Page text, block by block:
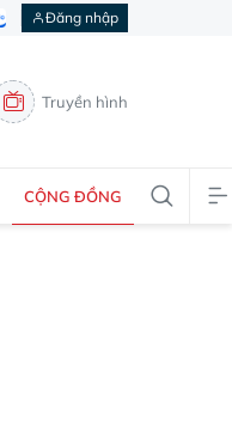
Đăng nhập
Truyền hình
CỘNG ĐỒNG